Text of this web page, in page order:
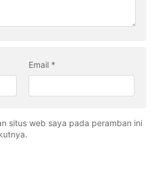
Email *
situs web saya pada peramban ini